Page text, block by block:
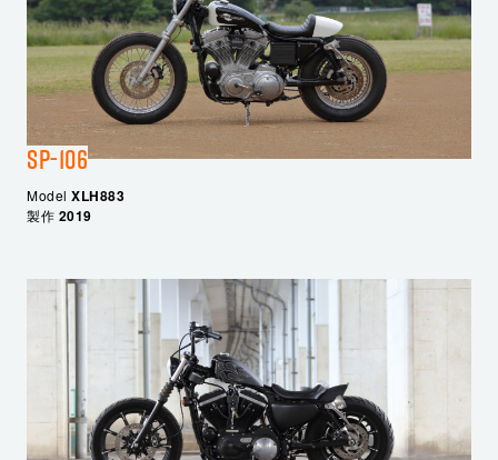
SP-106
Model XLH883
製作 2019